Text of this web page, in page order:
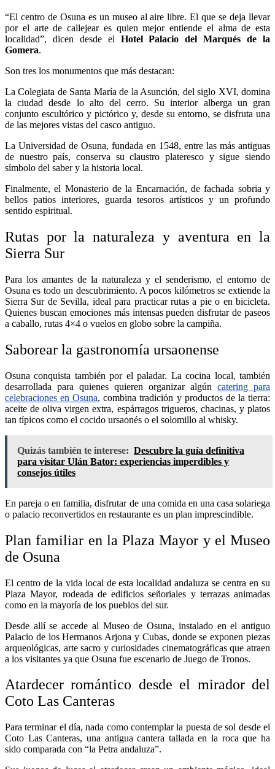
“El centro de Osuna es un museo al aire libre. El que se deja llevar
por el arte de callejear es quien mejor entiende el alma de esta
localidad”, dicen desde el Hotel Palacio del Marqués de la
Gomera.
Son tres los monumentos que más destacan:
La Colegiata de Santa María de la Asunción, del siglo XVI, domina
la ciudad desde lo alto del cerro. Su interior alberga un gran
conjunto escultórico y pictórico y, desde su entorno, se disfruta una
de las mejores vistas del casco antiguo.
La Universidad de Osuna, fundada en 1548, entre las más antiguas
de nuestro país, conserva su claustro plateresco y sigue siendo
símbolo del saber y la historia local.
Finalmente, el Monasterio de la Encarnación, de fachada sobria y
bellos patios interiores, guarda tesoros artísticos y un profundo
sentido espiritual.
Rutas por la naturaleza y aventura en la
Sierra Sur
Para los amantes de la naturaleza y el senderismo, el entorno de
Osuna es todo un descubrimiento. A pocos kilómetros se extiende la
Sierra Sur de Sevilla, ideal para practicar rutas a pie o en bicicleta.
Quienes buscan emociones más intensas pueden disfrutar de paseos
a caballo, rutas 4×4 o vuelos en globo sobre la campiña.
Saborear la gastronomía ursaonense
Osuna conquista también por el paladar. La cocina local, también
desarrollada para quienes quieren organizar algún catering para
celebraciones en Osuna, combina tradición y productos de la tierra:
aceite de oliva virgen extra, espárragos trigueros, chacinas, y platos
tan típicos como el cocido ursaonés o el solomillo al whisky.
Quizás también te interese: Descubre la guía definitiva
para visitar Ulán Bator: experiencias imperdibles y
consejos útiles
En pareja o en familia, disfrutar de una comida en una casa solariega
o palacio reconvertidos en restaurante es un plan imprescindible.
Plan familiar en la Plaza Mayor y el Museo
de Osuna
El centro de la vida local de esta localidad andaluza se centra en su
Plaza Mayor, rodeada de edificios señoriales y terrazas animadas
como en la mayoría de los pueblos del sur.
Desde allí se accede al Museo de Osuna, instalado en el antiguo
Palacio de los Hermanos Arjona y Cubas, donde se exponen piezas
arqueológicas, arte sacro y curiosidades cinematográficas que atraen
a los visitantes ya que Osuna fue escenario de Juego de Tronos.
Atardecer romántico desde el mirador del
Coto Las Canteras
Para terminar el día, nada como contemplar la puesta de sol desde el
Coto Las Canteras, una antigua cantera tallada en la roca que ha
sido comparada con “la Petra andaluza”.